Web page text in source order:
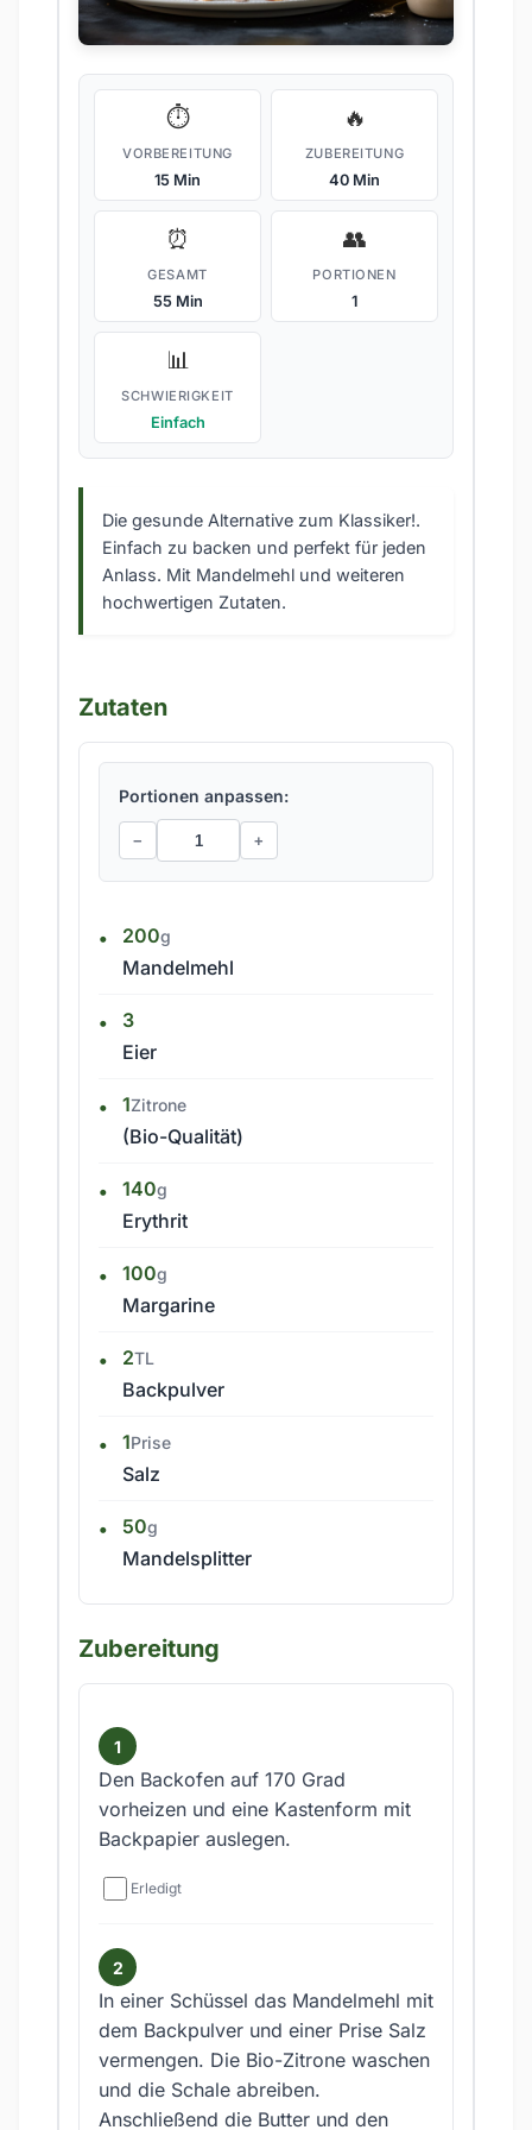
⏱️
VORBEREITUNG
15 Min
🔥
ZUBEREITUNG
40 Min
⏰
GESAMT
55 Min
👥
PORTIONEN
1
📊
SCHWIERIGKEIT
Einfach
Die gesunde Alternative zum Klassiker!.
Einfach zu backen und perfekt für jeden
Anlass. Mit Mandelmehl und weiteren
hochwertigen Zutaten.
Zutaten
Portionen anpassen:
− +
200g
Mandelmehl
3
Eier
1Zitrone
(Bio-Qualität)
140g
Erythrit
100g
Margarine
2TL
Backpulver
1Prise
Salz
50g
Mandelsplitter
Zubereitung
Den Backofen auf 170 Grad
vorheizen und eine Kastenform mit
Backpapier auslegen.
Erledigt
In einer Schüssel das Mandelmehl mit
dem Backpulver und einer Prise Salz
vermengen. Die Bio-Zitrone waschen
und die Schale abreiben.
Anschließend die Butter und den